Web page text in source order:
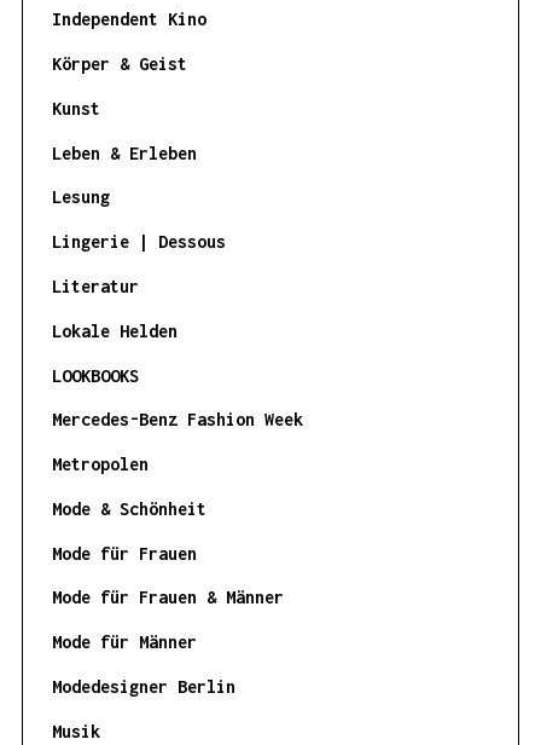
Independent Kino
Körper & Geist
Kunst
Leben & Erleben
Lesung
Lingerie | Dessous
Literatur
Lokale Helden
LOOKBOOKS
Mercedes-Benz Fashion Week
Metropolen
Mode & Schönheit
Mode für Frauen
Mode für Frauen & Männer
Mode für Männer
Modedesigner Berlin
Musik